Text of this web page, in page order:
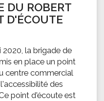
DU ROBERT
D'ÉCOUTE
la brigade de
en place un point
centre commercial
des
point d'écoute est